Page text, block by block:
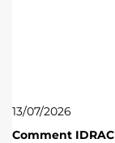
13/07/2026
Comment